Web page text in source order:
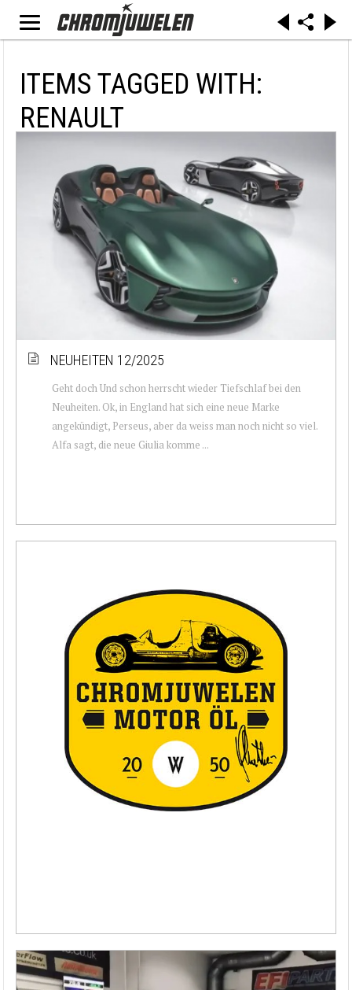
ITEMS TAGGED WITH:
RENAULT
NEUHEITEN 12/2025
Geht doch Und schon herrscht wieder Tiefschlaf bei den
Neuheiten. Ok, in England hat sich eine neue Marke
angekündigt, Perseus, aber da weiss man noch nicht so viel.
Alfa sagt, die neue Giulia komme ...